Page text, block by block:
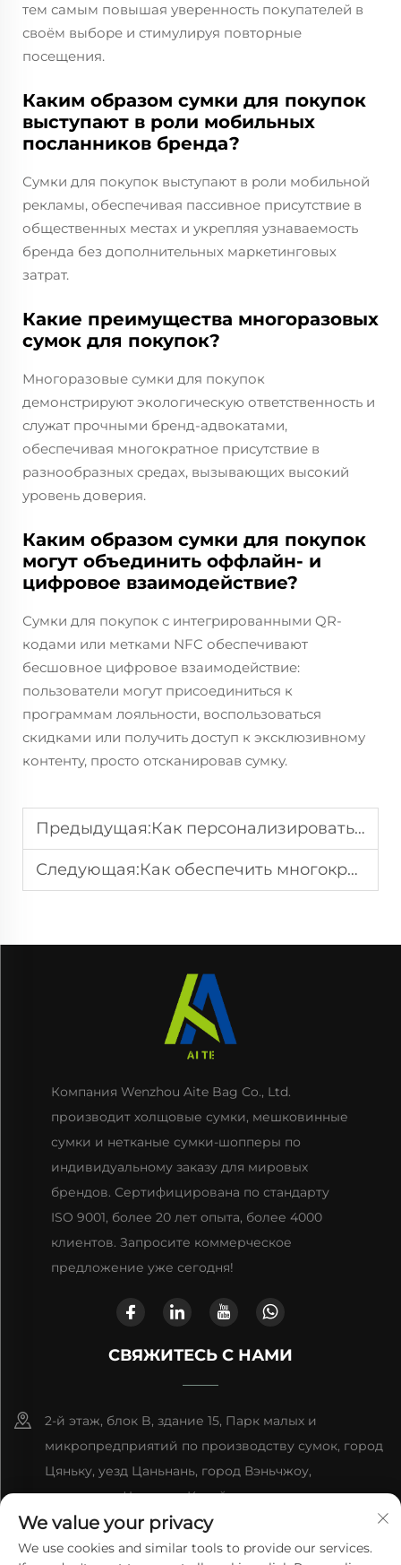
тем самым повышая уверенность покупателей в
своём выборе и стимулируя повторные
посещения.
Каким образом сумки для покупок
выступают в роли мобильных
посланников бренда?
Сумки для покупок выступают в роли мобильной
рекламы, обеспечивая пассивное присутствие в
общественных местах и укрепляя узнаваемость
бренда без дополнительных маркетинговых
затрат.
Какие преимущества многоразовых
сумок для покупок?
Многоразовые сумки для покупок
демонстрируют экологическую ответственность и
служат прочными бренд-адвокатами,
обеспечивая многократное присутствие в
разнообразных средах, вызывающих высокий
уровень доверия.
Каким образом сумки для покупок
могут объединить оффлайн- и
цифровое взаимодействие?
Сумки для покупок с интегрированными QR-
кодами или метками NFC обеспечивают
бесшовное цифровое взаимодействие:
пользователи могут присоединиться к
программам лояльности, воспользоваться
скидками или получить доступ к эксклюзивному
контенту, просто отсканировав сумку.
Предыдущая:Как персонализировать пакеты для покупок, чтобы повысить лояльность клиентов
Следующая:Как обеспечить многократное использование заказанных фирменных сумок для покупок
Компания Wenzhou Aite Bag Co., Ltd.
производит холщовые сумки, мешковинные
сумки и нетканые сумки-шопперы по
индивидуальному заказу для мировых
брендов. Сертифицирована по стандарту
ISO 9001, более 20 лет опыта, более 4000
клиентов. Запросите коммерческое
предложение уже сегодня!
СВЯЖИТЕСЬ С НАМИ
2-й этаж, блок B, здание 15, Парк малых и
микропредприятий по производству сумок, город
Цяньку, уезд Цаньнань, город Вэньчжоу,
провинция Чжэцзян, Китай
+86-13868363329
We value your privacy
We use cookies and similar tools to provide our services.